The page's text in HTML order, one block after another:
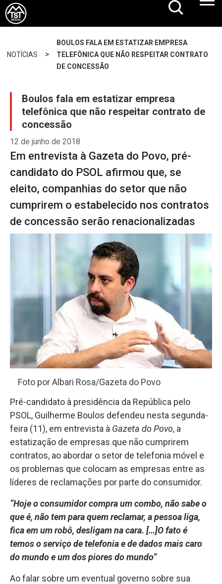
NOTÍCIAS >
BOULOS FALA EM ESTATIZAR EMPRESA
TELEFÔNICA QUE NÃO RESPEITAR CONTRATO
DE CONCESSÃO
Boulos fala em estatizar empresa
telefônica que não respeitar contrato de
concessão
12 de junho de 2018
Em entrevista à Gazeta do Povo, pré-
candidato do PSOL afirmou que, se
eleito, companhias do setor que não
cumprirem o estabelecido nos contratos
de concessão serão renacionalizadas
Foto por Albari Rosa/Gazeta do Povo
Pré-candidato à presidência da República pelo
PSOL, Guilherme Boulos defendeu nesta segunda-
feira (11), em entrevista à Gazeta do Povo, a
estatização de empresas que não cumprirem
contratos, ao abordar o setor de telefonia móvel e
os problemas que colocam as empresas entre as
líderes de reclamações por parte do consumidor.
“Hoje o consumidor compra um combo, não sabe o
que é, não tem para quem reclamar, a pessoa liga,
fica em um robô, desligam na cara. […]O fato é
temos o serviço de telefonia e de dados mais caro
do mundo e um dos piores do mundo”
Ao falar sobre um eventual governo sobre sua